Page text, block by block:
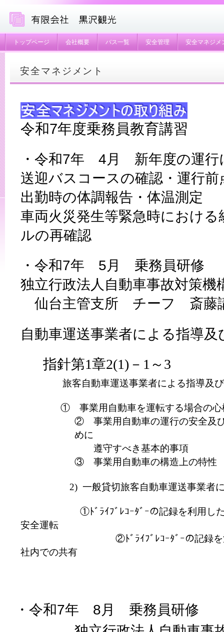
安全マネジメント
令和7年度乗務員教育講習
・令和7年4月 新年度の運行
送迎バスコースの確認・運行
出勤時の体調報告・体温測定
車両火災発生等緊急時におけ
ルの再確認
・令和7年 5月 乗務員研修
独立行政法人自動車事故対策機
仙台主管支所 チーフ 斎藤
自動車運送事業者による指導及
指針第1章2(1) － 1 ～ 3
旅客自動車運送事業者による指導及
① 事業用自動車を運転する場合の心
② 事業用自動車の運行の安全及
めに
遵守すべき基本的事項
③ 事業用自動車の構造上の特性
2) 一般貸切旅客自動車運送事業者
①ﾄﾞﾗｲﾌﾞﾚｺｰﾀﾞｰの記録を利用し
安全運転
②ﾄﾞﾗｲﾌﾞﾚｺｰﾀﾞｰの記録を活用し
社内での共有
・令和7年 8月 乗務員研修
トップページ 会社概要 バス一覧 安全管理 安全マネジメ